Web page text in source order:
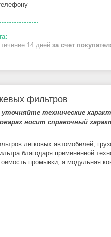
14 дней за счет
фильтров
технические
носит справочный
легковых автомобилей,
благодаря применённой
промывки, а модульная